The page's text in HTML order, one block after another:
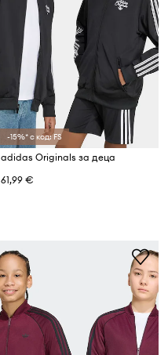
-15%* с код: FS
adidas Originals за деца
61,99 €